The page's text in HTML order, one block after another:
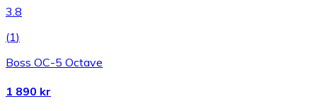
3.8
(1)
Boss OC-5 Octave
1 890 kr